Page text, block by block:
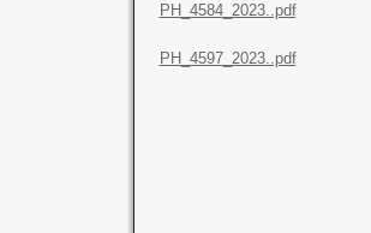
PH_4584_2023..pdf
PH_4597_2023..pdf